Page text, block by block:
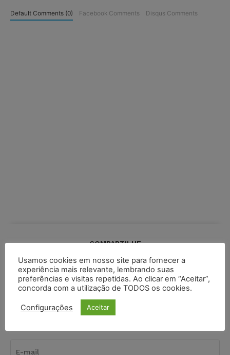
Default Comments (0) Facebook Comments Disqus Comments
COMPARTILHE
Usamos cookies em nosso site para fornecer a
experiência mais relevante, lembrando suas
preferências e visitas repetidas. Ao clicar em “Aceitar”,
concorda com a utilização de TODOS os cookies.
Configurações Aceitar